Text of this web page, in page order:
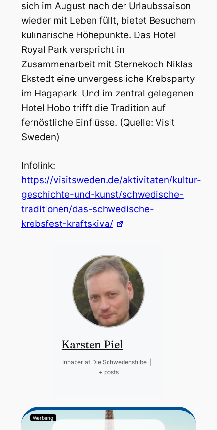
sich im August nach der Urlaubssaison
wieder mit Leben füllt, bietet Besuchern
kulinarische Höhepunkte. Das Hotel
Royal Park verspricht in
Zusammenarbeit mit Sternekoch Niklas
Ekstedt eine unvergessliche Krebsparty
im Hagapark. Und im zentral gelegenen
Hotel Hobo trifft die Tradition auf
fernöstliche Einflüsse. (Quelle: Visit
Sweden)
Infolink:
https://visitsweden.de/aktivitaten/kultur-
geschichte-und-kunst/schwedische-
traditionen/das-schwedische-
krebsfest-kraftskiva/
Karsten Piel
Inhaber at Die Schwedenstube
+ posts
Werbung